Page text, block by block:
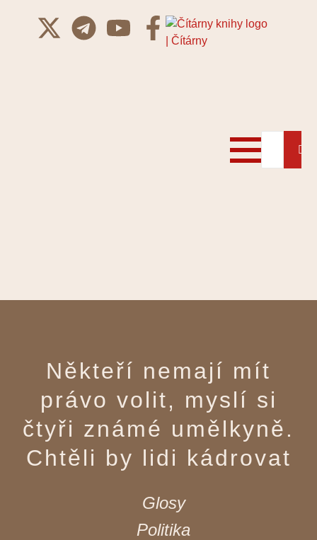
Někteří nemají mít
právo volit, myslí si
čtyři známé umělkyně.
Chtěli by lidi kádrovat
Glosy
Politika